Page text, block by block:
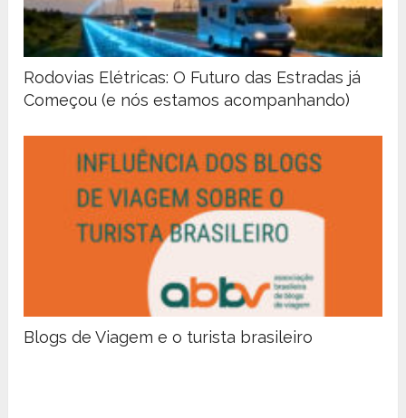
Rodovias Elétricas: O Futuro das Estradas já
Começou (e nós estamos acompanhando)
Blogs de Viagem e o turista brasileiro